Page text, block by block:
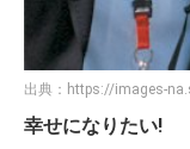
出典： https://images-
幸せになりたい!